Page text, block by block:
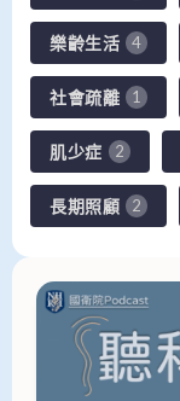
樂齡生活 4
社會疏離 1
肌少症 2
長期照顧 2